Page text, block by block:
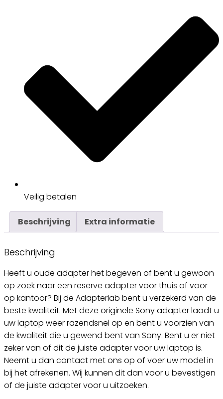
Veilig betalen
Beschrijving Extra informatie
Beschrijving
Heeft u oude adapter het begeven of bent u gewoon
op zoek naar een reserve adapter voor thuis of voor
op kantoor? Bij de Adapterlab bent u verzekerd van de
beste kwaliteit. Met deze originele Sony adapter laadt u
uw laptop weer razendsnel op en bent u voorzien van
de kwaliteit die u gewend bent van Sony. Bent u er niet
zeker van of dit de juiste adapter voor uw laptop is.
Neemt u dan contact met ons op of voer uw model in
bij het afrekenen. Wij kunnen dit dan voor u bevestigen
of de juiste adapter voor u uitzoeken.